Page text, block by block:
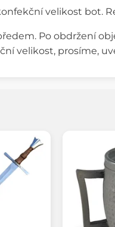
velikost bot.
Po obdržení
velikost, prosíme,